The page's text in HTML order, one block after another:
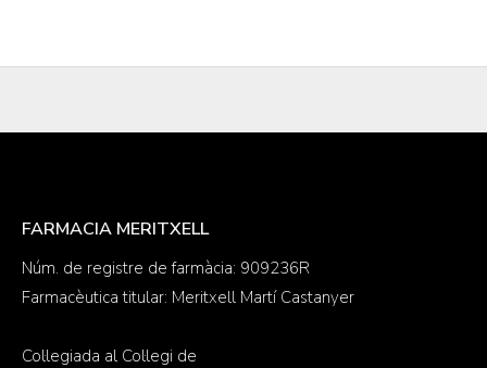
FARMACIA MERITXELL
Núm. de registre de farmàcia: 909236R
Farmacèutica titular: Meritxell Martí Castanyer
Col·legiada al Col·legi de